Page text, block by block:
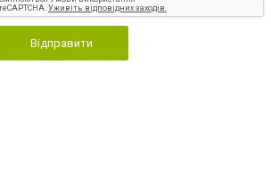
Відправити